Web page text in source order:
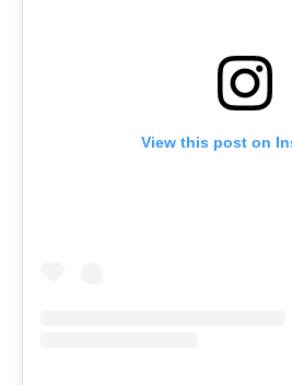
View this post on